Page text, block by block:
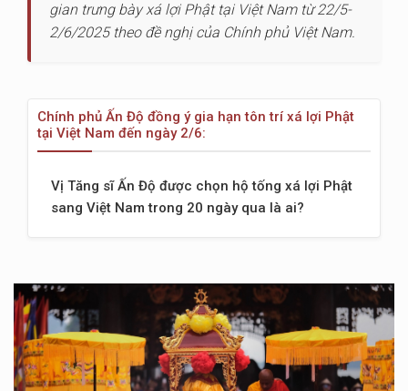
gian trưng bày xá lợi Phật tại Việt Nam từ 22/5-
2/6/2025 theo đề nghị của Chính phủ Việt Nam.
Chính phủ Ấn Độ đồng ý gia hạn tôn trí xá lợi Phật
tại Việt Nam đến ngày 2/6:
Vị Tăng sĩ Ấn Độ được chọn hộ tống xá lợi Phật
sang Việt Nam trong 20 ngày qua là ai?